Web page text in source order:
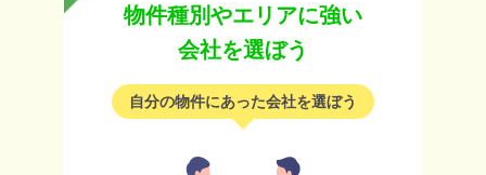
物件種別やエリアに強い
会社を選ぼう
自分の物件にあった会社を選ぼう